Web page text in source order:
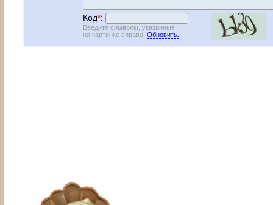
Код*:
Введите символы, указанные
на картинке справа. Обновить.